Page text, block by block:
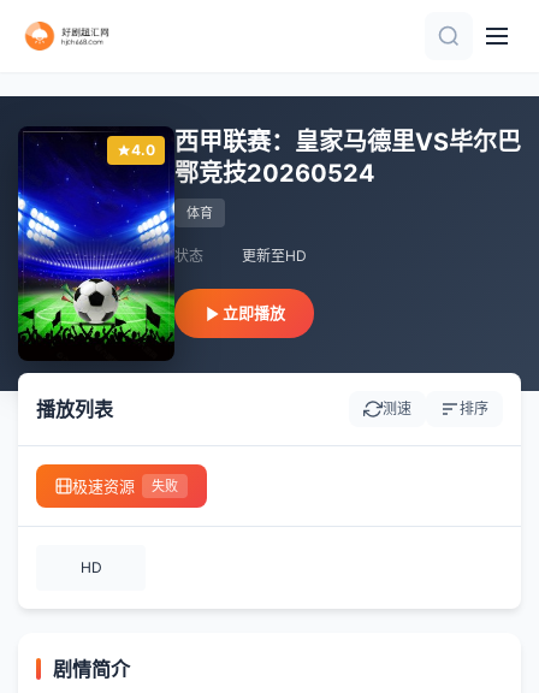
4.0
西甲联赛：皇家马德里VS毕尔巴
鄂竞技20260524
体育
状态 更新至HD
立即播放
播放列表 测速 排序
极速资源 失败
HD
剧情简介
正片
HD
HD
正片
正片
正片
荷兰VS日本
20260615
正片
正片